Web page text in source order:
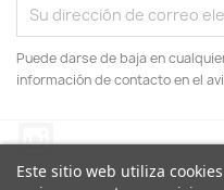
Puede darse de baja en
información de contacto en el
Este sitio web utiliza